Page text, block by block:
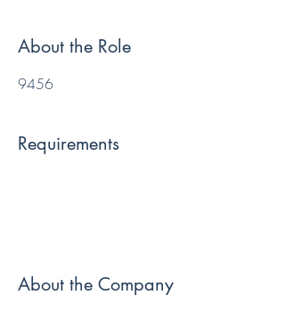
About the Role
9456
Requirements
About the Company